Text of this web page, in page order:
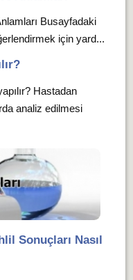
Busayfadaki
için yard...
Hastadan
analiz edilmesi
Sonuçları Nasıl